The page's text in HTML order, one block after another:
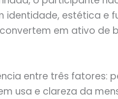
estética e
em ativo de
entre três fatores:
usa e clareza da